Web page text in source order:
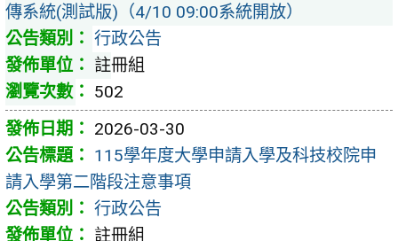
傳系統(測試版)（4/10 09:00系統開放）
行政公告
註冊組
502
2026-03-30
115學年度大學申請入學及科技校院申
請入學第二階段注意事項
行政公告
註冊組